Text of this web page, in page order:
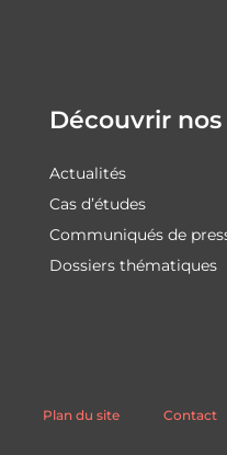
Découvrir
Actualités
Cas d’études
Communiqués de
Dossiers thématiques
Plan du site Contact